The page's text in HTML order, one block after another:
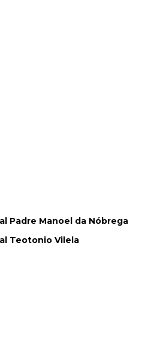
Padre Manoel da Nóbrega
Teotonio Vilela